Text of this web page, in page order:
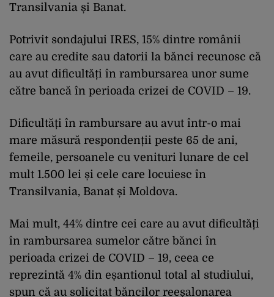
Transilvania și Banat.
Potrivit sondajului IRES, 15% dintre românii
care au credite sau datorii la bănci recunosc că
au avut dificultăți în rambursarea unor sume
către bancă în perioada crizei de COVID – 19.
Dificultăți în rambursare au avut într-o mai
mare măsură respondenții peste 65 de ani,
femeile, persoanele cu venituri lunare de cel
mult 1.500 lei și cele care locuiesc în
Transilvania, Banat și Moldova.
Mai mult, 44% dintre cei care au avut dificultăți
în rambursarea sumelor către bănci în
perioada crizei de COVID – 19, ceea ce
reprezintă 4% din eșantionul total al studiului,
spun că au solicitat băncilor reeșalonarea